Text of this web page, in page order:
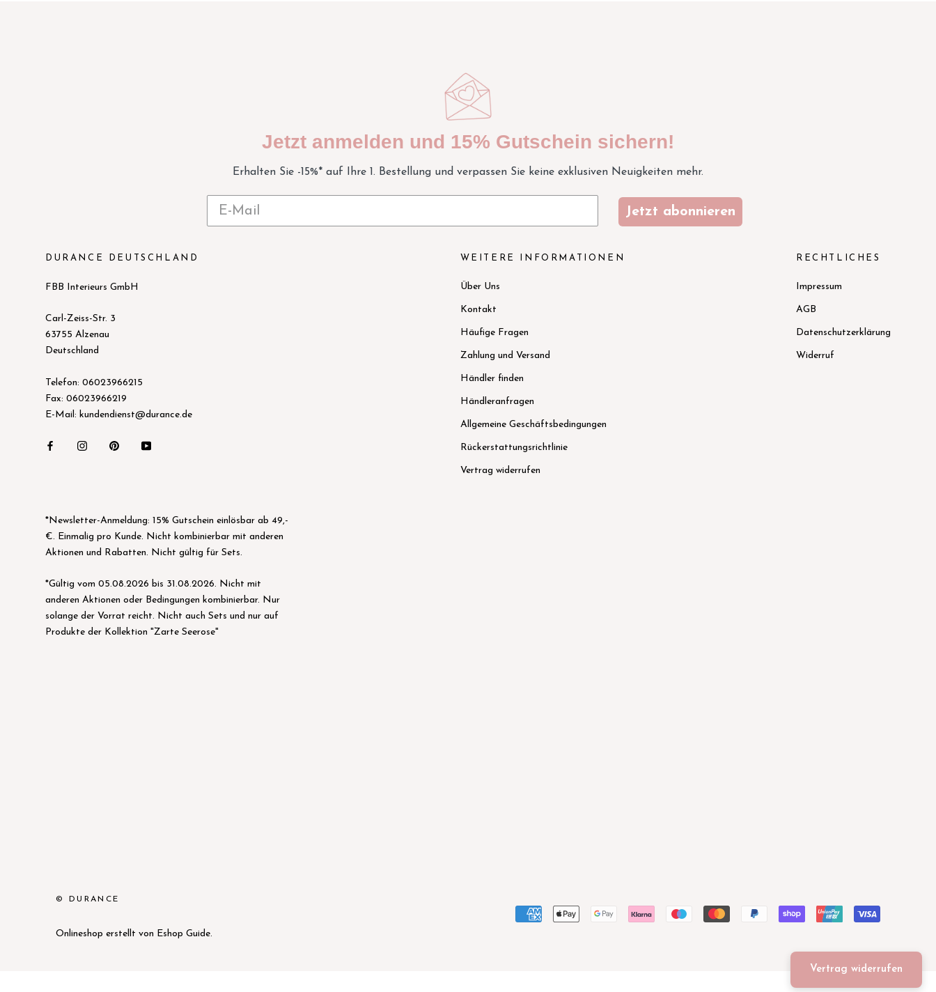
Jetzt anmelden und 15% Gutschein sichern!
Erhalten Sie -15%* auf Ihre 1. Bestellung und verpassen Sie keine exklusiven Neuigkeiten mehr.
Jetzt abonnieren
DURANCE DEUTSCHLAND
FBB Interieurs GmbH
Carl-Zeiss-Str. 3
63755 Alzenau
Deutschland
Telefon: 06023966215
Fax: 06023966219
E-Mail: kundendienst@durance.de
WEITERE INFORMATIONEN
Über Uns
Kontakt
Häufige Fragen
Zahlung und Versand
Händler finden
Händleranfragen
Allgemeine Geschäftsbedingungen
Rückerstattungsrichtlinie
Vertrag widerrufen
RECHTLICHES
Impressum
AGB
Datenschutzerklärung
Widerruf
*Newsletter-Anmeldung: 15% Gutschein einlösbar ab 49,-
€. Einmalig pro Kunde. Nicht kombinierbar mit anderen
Aktionen und Rabatten. Nicht gültig für Sets.
*Gültig vom 05.08.2026 bis 31.08.2026. Nicht mit
anderen Aktionen oder Bedingungen kombinierbar. Nur
solange der Vorrat reicht. Nicht auch Sets und nur auf
Produkte der Kollektion "Zarte Seerose"
© DURANCE
Onlineshop erstellt von Eshop Guide.
Vertrag widerrufen